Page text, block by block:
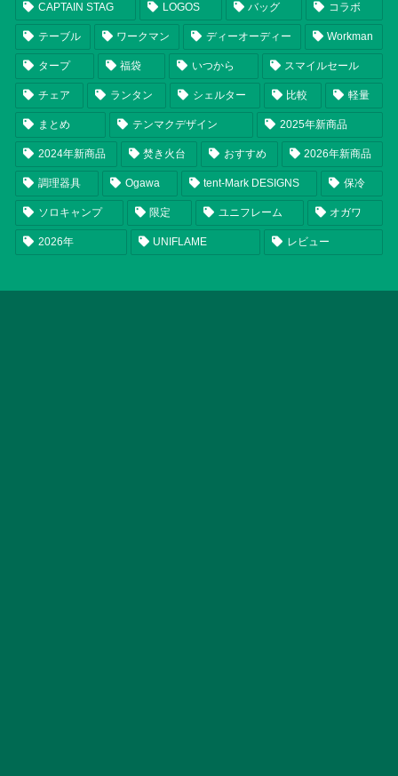
CAPTAIN STAG LOGOS バッグ コラボ
テーブル ワークマン ディーオーディー Workman
タープ 福袋 いつから スマイルセール
チェア ランタン シェルター 比較 軽量
まとめ テンマクデザイン 2025年新商品
2024年新商品 焚き火台 おすすめ 2026年新商品
調理器具 Ogawa tent-Mark DESIGNS 保冷
ソロキャンプ 限定 ユニフレーム オガワ
2026年 UNIFLAME レビュー